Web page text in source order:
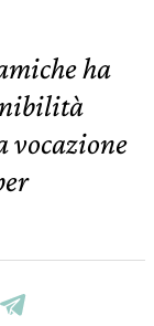
ha
vocazione